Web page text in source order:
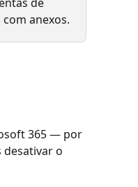
anexos.
365 — por
desativar o